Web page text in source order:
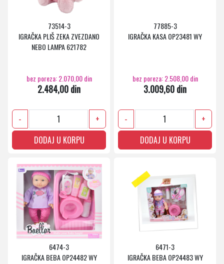
73514-3
IGRAČKA PLIŠ ZEKA ZVEZDANO
NEBO LAMPA 621782
bez poreza: 2.070,00 din
2.484,00 din
-
+
DODAJ U KORPU
77885-3
IGRAČKA KASA OP23481 WY
bez poreza: 2.508,00 din
3.009,60 din
-
+
DODAJ U KORPU
6474-3
IGRAČKA BEBA OP24482 WY
6471-3
IGRAČKA BEBA OP24483 WY